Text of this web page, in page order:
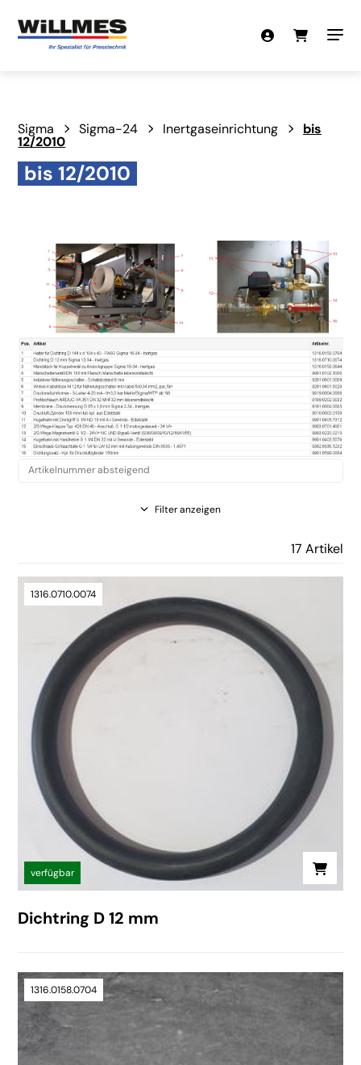
Sigma Sigma-24 Inertgaseinrichtung bis
12/2010
bis 12/2010
Filter anzeigen
17 Artikel
1316.0710.0074
verfügbar
Dichtring D 12 mm
1316.0158.0704